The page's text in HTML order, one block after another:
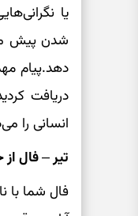
یا
شدن پیش
دهد.پیام
دریافت
انسانی را
تیر – فال
فال شما با